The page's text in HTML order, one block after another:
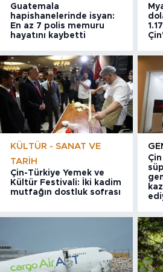
Guatemala
hapishanelerinde isyan:
En az 7 polis memuru
hayatını kaybetti
KÜLTÜR - SANAT VE
TARIH
Çin-Türkiye Yemek ve
Kültür Festivali: İki kadim
mutfağın dostluk sofrası